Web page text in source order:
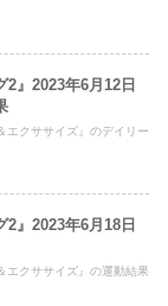
2』2023年6月12日
クササイズ』のデイリー
2』2023年6月18日
クササイズ』の運動結果